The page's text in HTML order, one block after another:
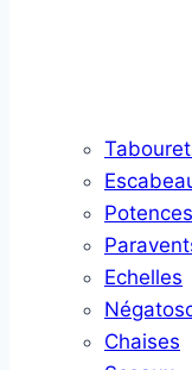
Potences
Echelles
Chaises